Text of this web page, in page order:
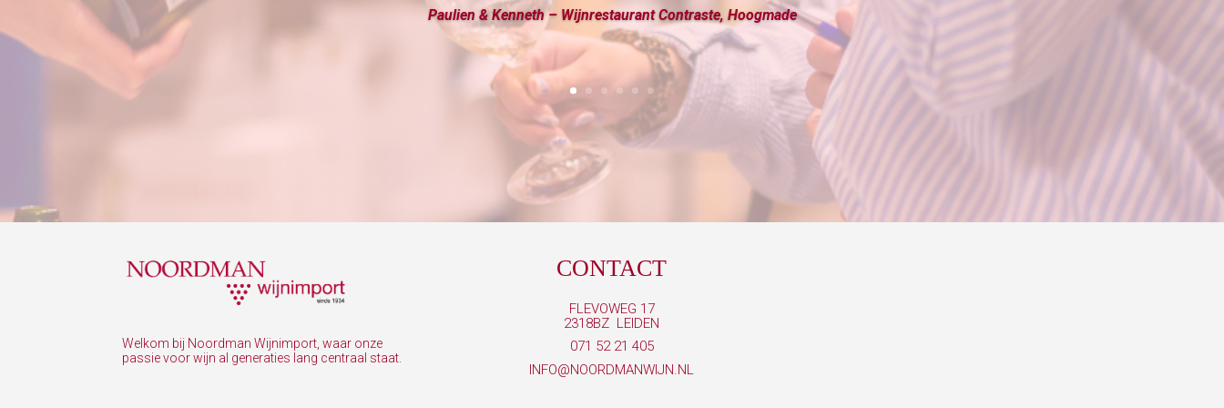
Paulien & Kenneth – Wijnrestaurant Contraste, Hoogmade
Welkom bij Noordman Wijnimport, waar onze
passie voor wijn al generaties lang centraal staat.
CONTACT
FLEVOWEG 17
2318BZ LEIDEN
071 52 21 405
INFO@NOORDMANWIJN.NL